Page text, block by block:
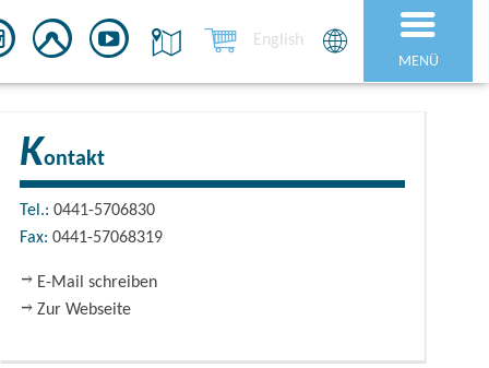
MENÜ
English
Kontakt
Tel.:0441-5706830
Fax:0441-57068319
E-Mail schreiben
Zur Webseite